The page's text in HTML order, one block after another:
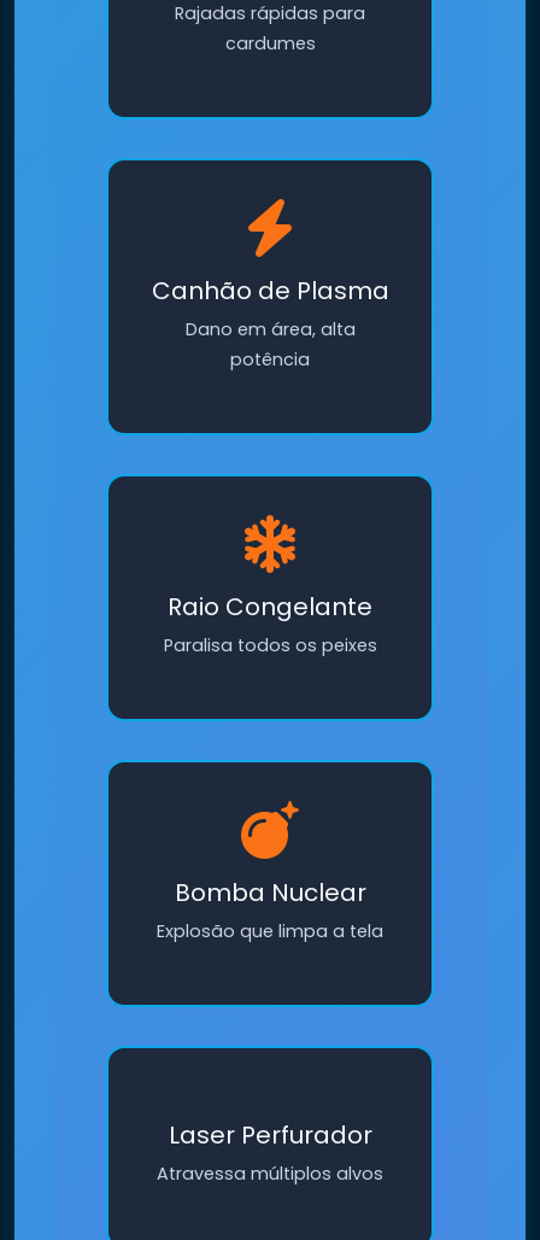
Rajadas rápidas para
cardumes
Canhão de Plasma
Dano em área, alta
potência
Raio Congelante
Paralisa todos os peixes
Bomba Nuclear
Explosão que limpa a tela
Laser Perfurador
Atravessa múltiplos alvos